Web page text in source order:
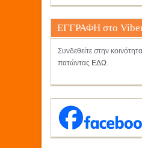
ΕΓΓΡΑΦΗ στο
Συνδεθείτε στην
πατώντας ΕΔΩ.